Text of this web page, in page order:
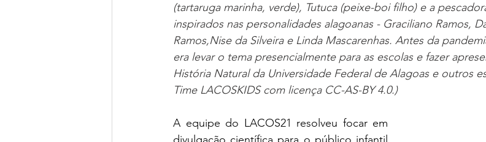
(tartaruga marinha, verde), Tutuca (peixe-boi filho) e a
inspirados nas personalidades alagoanas - Graciliano Ramos,
Ramos,Nise da Silveira e Linda Mascarenhas. Antes da
era levar o tema presencialmente para as escolas e fazer
História Natural da Universidade Federal de Alagoas e outros
Time LACOSKIDS com licença CC-AS-BY 4.0.)
A equipe do LACOS21 resolveu focar em